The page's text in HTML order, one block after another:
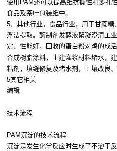
使用PAM还可以提高纸抗撕性和多孔
食品及茶叶包装纸中。
5、其他行业，食品行业，用于甘蔗
浮法提取。酶制剂发酵液絮凝澄清工
定、性能好，回收的蛋白粉对鸡的成
合成树脂涂料，土建灌浆材料堵水，
粘剂，填缝修复及堵水剂，土壤改良
5其它相关
编辑
技术流程
PAM沉淀的技术流程
沉淀是发生化学反应时生成了不溶于